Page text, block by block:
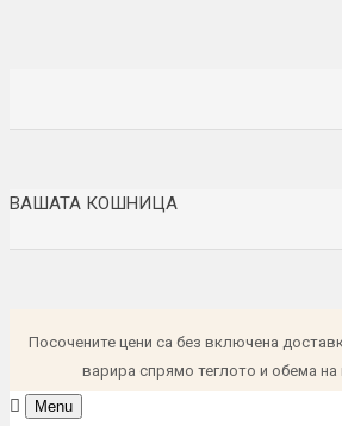
ВАШАТА КОШНИЦА
Посочените цени са без включена
варира спрямо теглото и обема на
Menu